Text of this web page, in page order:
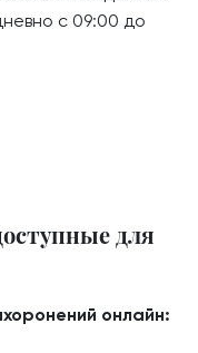
с 09:00 до
для
онлайн: